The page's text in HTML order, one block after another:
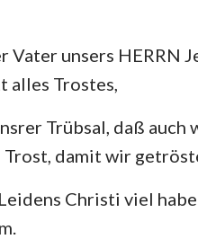
1.
Vater unsers HERRN
alles Trostes,
Trübsal, daß auch
damit wir
Christi viel